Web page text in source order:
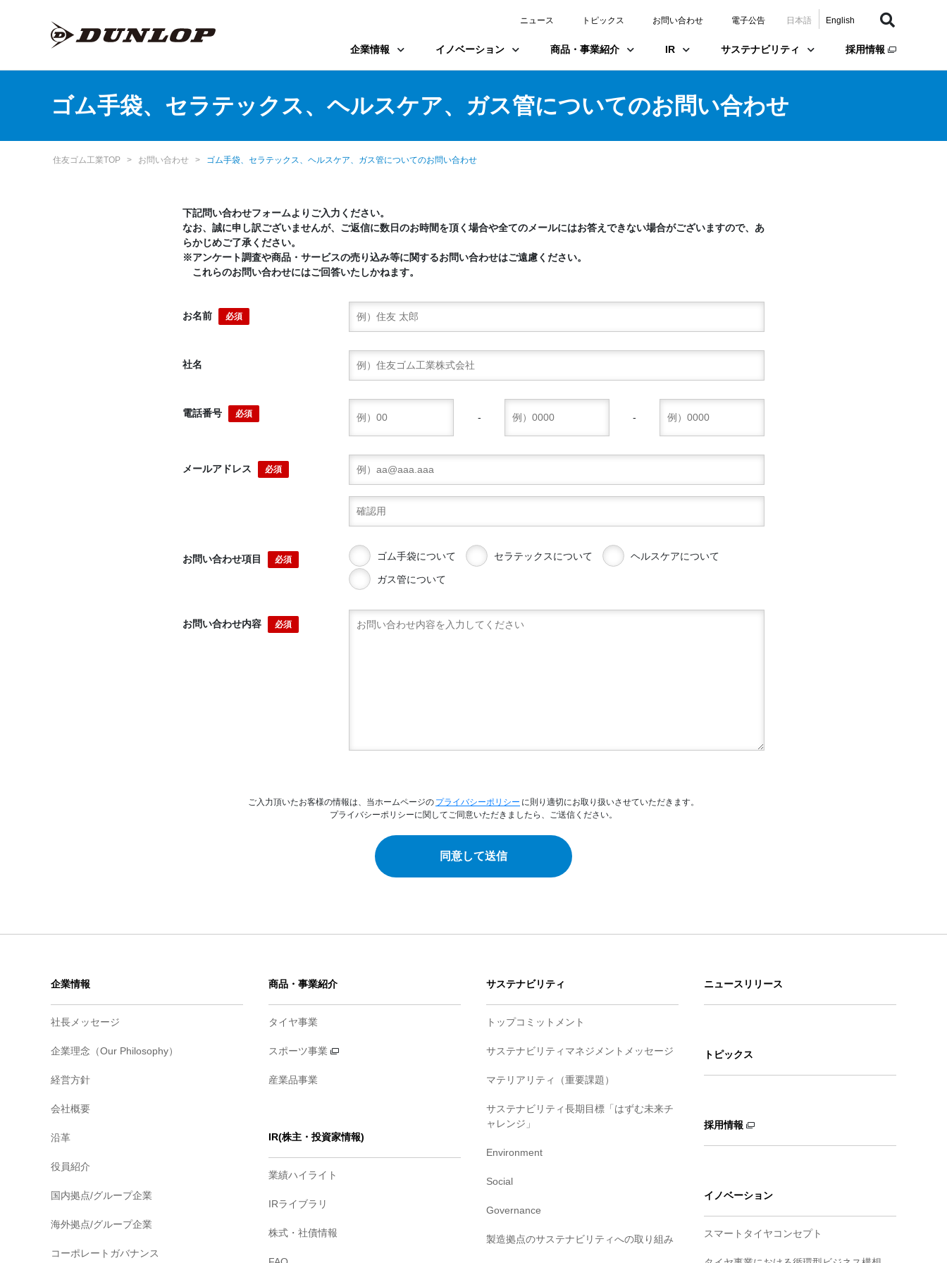
ニュース トピックス お問い合わせ 電子公告 日本語 English
企業情報 イノベーション 商品・事業紹介 IR サステナビリティ 採用情報
ゴム手袋、セラテックス、ヘルスケア、ガス管についてのお問い合わせ
住友ゴム工業TOP > お問い合わせ > ゴム手袋、セラテックス、ヘルスケア、ガス管についてのお問い合わせ
下記問い合わせフォームよりご入力ください。
なお、誠に申し訳ございませんが、ご返信に数日のお時間を頂く場合や全てのメールにはお答えできない場合がございますので、あ
らかじめご了承ください。
※アンケート調査や商品・サービスの売り込み等に関するお問い合わせはご遠慮ください。
これらのお問い合わせにはご回答いたしかねます。
お名前 必須
社名
電話番号 必須 - -
メールアドレス 必須
お問い合わせ項目 必須 ゴム手袋について セラテックスについて ヘルスケアについて
ガス管について
お問い合わせ内容 必須
ご入力頂いたお客様の情報は、 当ホームページの プライバシーポリシー に則り 適切にお取り扱いさせていただきます。
プライバシーポリシーに関してご同意いただきましたら、ご送信ください。
同意して送信
企業情報
社長メッセージ
企業理念（Our Philosophy）
経営方針
会社概要
沿革
役員紹介
国内拠点/グループ企業
海外拠点/グループ企業
コーポレートガバナンス
商品・事業紹介
タイヤ事業
スポーツ事業
産業品事業
IR(株主・投資家情報)
業績ハイライト
IRライブラリ
株式・社債情報
サステナビリティ
トップコミットメント
サステナビリティマネジメントメッセージ
マテリアリティ（重要課題）
サステナビリティ長期目標「はずむ未来チ
ャレンジ」
Environment
Social
Governance
製造拠点のサステナビリティへの取り組み
ニュースリリース
トピックス
採用情報
イノベーション
スマートタイヤコンセプト